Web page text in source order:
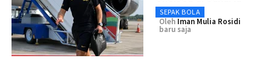
SEPAK BOLA
Oleh Iman Mulia Rosidi
baru saja